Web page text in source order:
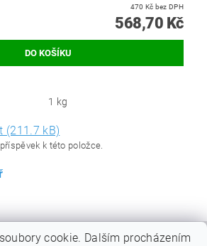
470 Kč bez DPH
568,70 Kč
1 kg
(211.7 kB)
k této položce.
cookie. Dalším procházením